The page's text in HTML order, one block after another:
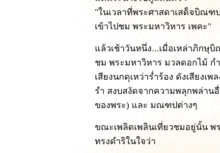
"ในเวลาที่พระศาสดาเสด็จบิณ
เข้าไปชม พระมหาวิหาร เพคะ"
แล้วเช้าวันหนึ่ง...เมื่อเหล่าภิกษุ
ชม พระมหาวิหาร มวลดอกไม้
เสียงนกดุเหว่าร่ำร้อง ดังเสียงเ
รำ สงบสงัดจากความพลุกพล่าน
ของพระ) และ มณฑปต่างๆ
ขณะเพลิดเพลินเที่ยวชมอยู่นั้น พ
ทรงดำริในใจว่า